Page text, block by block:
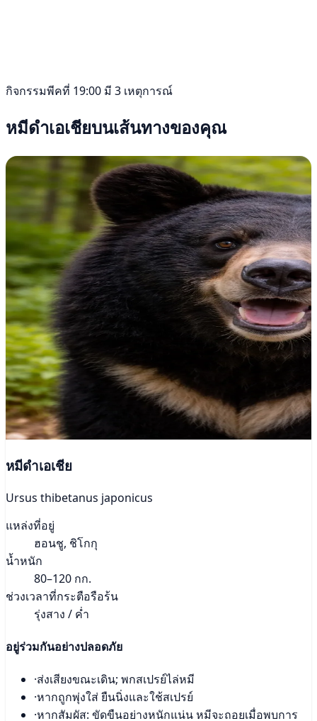
กิจกรรมพีคที่ 19:00 มี 3 เหตุการณ์
หมีดำเอเชียบนเส้นทางของคุณ
หมีดำเอเชีย
Ursus thibetanus japonicus
แหล่งที่อยู่
ฮอนชู, ชิโกกุ
น้ำหนัก
80–120 กก.
ช่วงเวลาที่กระตือรือร้น
รุ่งสาง / ค่ำ
อยู่ร่วมกันอย่างปลอดภัย
·ส่งเสียงขณะเดิน; พกสเปรย์ไล่หมี
·หากถูกพุ่งใส่ ยืนนิ่งและใช้สเปรย์
·หากสัมผัส: ขัดขืนอย่างหนักแน่น หมีจะถอยเมื่อพบการ